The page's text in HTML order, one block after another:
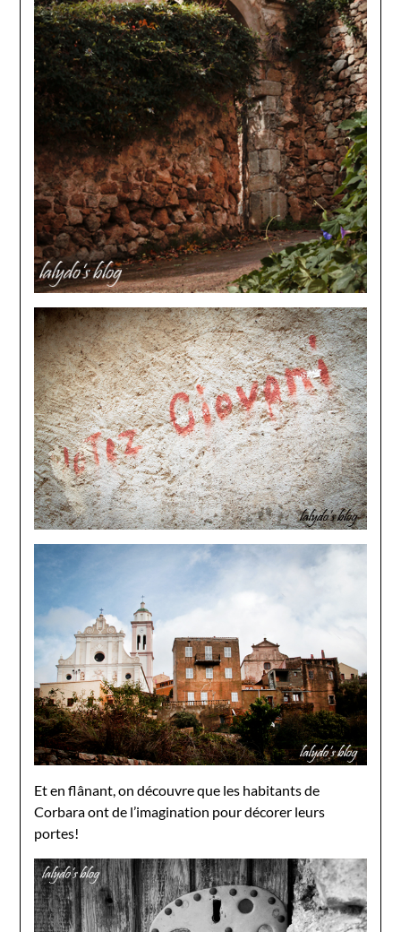
Et en flânant, on découvre que les habitants de
Corbara ont de l’imagination pour décorer leurs
portes!